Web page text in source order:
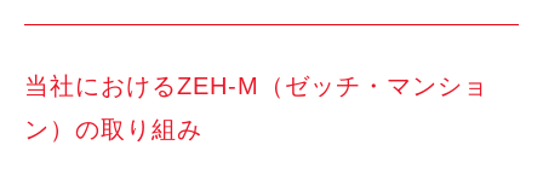
当社におけるZEH-M（ゼッチ・マンショ
ン）の取り組み